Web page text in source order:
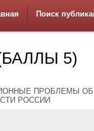
Поиск
5)
ПРОБЛЕМЫ
РОССИИ